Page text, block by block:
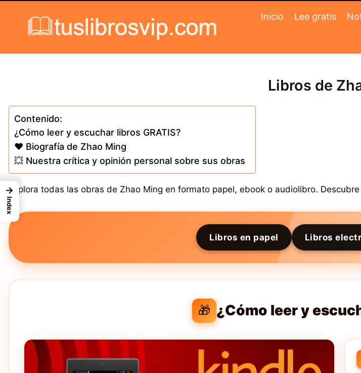
Inicio Lee gratis
Libros de
Contenido:
¿Cómo leer y escuchar libros GRATIS?
❤️ Biografía de Zhao Ming
💥 Nuestra crítica y opinión personal sobre sus obras
Explora todas las obras de Zhao Ming en formato papel, ebook o audiolibro.
Libros en papel Libros
🎁 ¿Cómo leer y
→
Index